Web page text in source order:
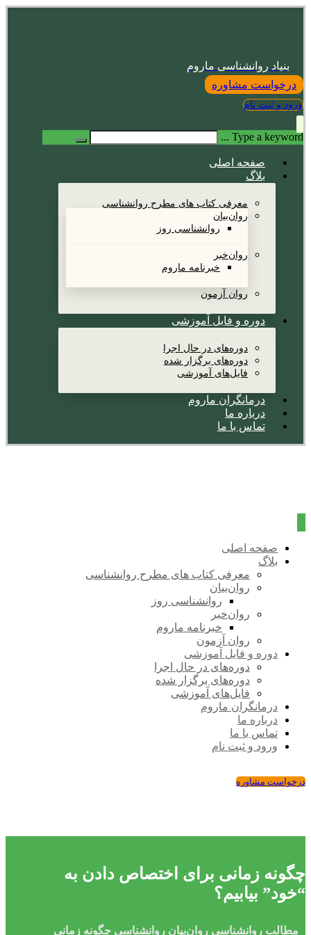
بنیاد روانشناسی ماروم
درخواست مشاوره
ورود و ثبت نام
Type a keyword ...
صفحه اصلی
بلاگ
معرفی کتاب های مطرح روانشناسی
روان‌بیان
روانشناسی روز
روان‌خبر
خبرنامه ماروم
روان آزمون
دوره و فایل آموزشی
دوره‌های در حال اجرا
دوره‌های برگزار شده
فایل‌های آموزشی
درمانگران ماروم
درباره ما
تماس با ما
صفحه اصلی
بلاگ
معرفی کتاب های مطرح روانشناسی
روان‌بیان
روانشناسی روز
روان‌خبر
خبرنامه ماروم
روان آزمون
دوره و فایل آموزشی
دوره‌های در حال اجرا
دوره‌های برگزار شده
فایل‌های آموزشی
درمانگران ماروم
درباره ما
تماس با ما
ورود و ثبت نام
درخواست مشاوره
چگونه زمانی برای اختصاص دادن به
“خود” بیابیم؟
مطالب روانشناسی روان‌بیان روانشناسی چگونه زمانی